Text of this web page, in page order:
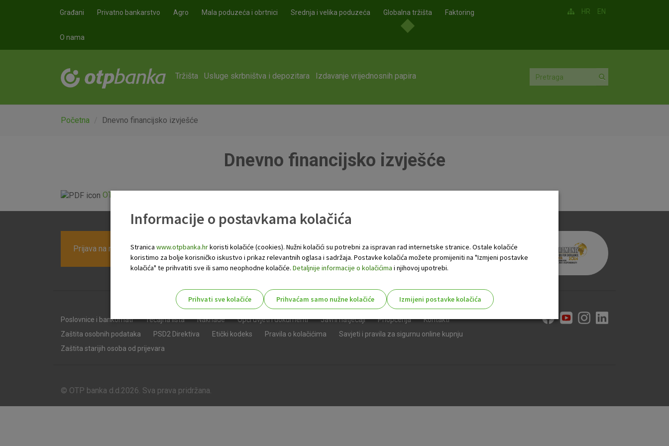
Građani Privatno bankarstvo Agro Mala poduzeća i obrtnici Srednja i velika poduzeća Globalna tržišta Faktoring
O nama
HR EN
Tržišta Usluge skrbništva i depozitara Izdavanje vrijednosnih papira
Početna Dnevno financijsko izvješće
Dnevno financijsko izvješće
OTP Dnevno financijsko izvješće.pdf
Prijava na newsletter OTP banke
Poslovnice i bankomati Tečajna lista Naknade Opći uvjeti i dokumenti Javni natječaji Priopćenja
Kontakti
Zaštita osobnih podataka
PSD2 Direktiva Etički kodeks Pravila o kolačićima
Savjeti i pravila za sigurnu online kupnju
Zaštita starijih osoba od prijevara
© OTP banka d.d.2026. Sva prava pridržana.
Informacije o postavkama kolačića
Stranica www.otpbanka.hrkoristi kolačiće (cookies). Nužni kolačići su potrebni za ispravan rad internetske stranice. Ostale kolačiće
koristimo za bolje korisničko iskustvo i prikaz relevantnih oglasa i sadržaja. Postavke kolačića možete promijeniti na "Izmjeni postavke
kolačića" te prihvatiti sve ili samo neophodne kolačiće. Detaljnije informacije o kolačićima i njihovoj upotrebi.
Prihvati sve kolačiće Prihvaćam samo nužne kolačiće
Izmijeni postavke kolačića